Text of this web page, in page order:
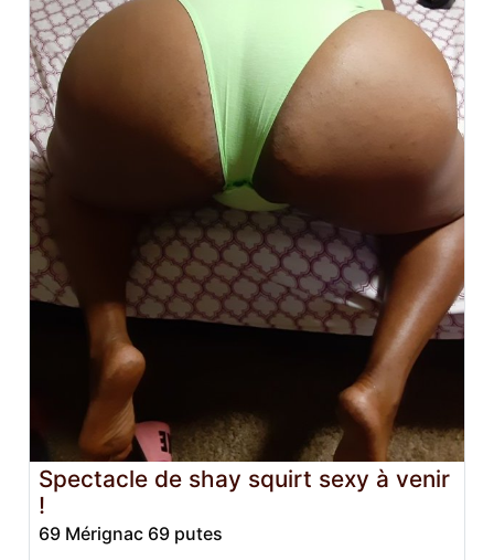
Spectacle de shay squirt sexy à venir
!
69 Mérignac 69 putes